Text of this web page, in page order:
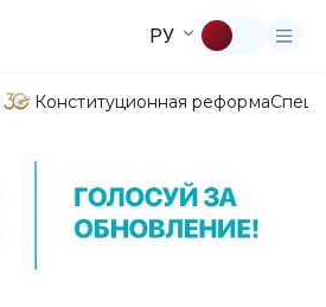
РУ
Конституционная реформа